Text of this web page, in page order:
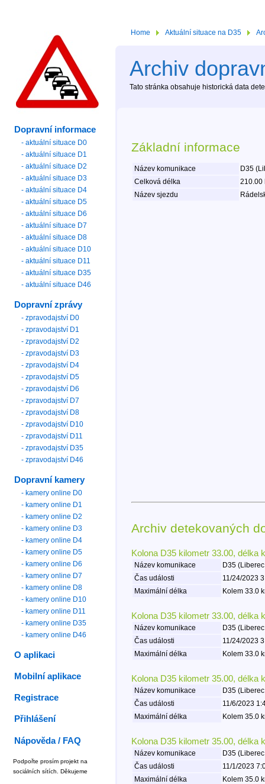
Home Aktuální situace na D35
Archiv
Tato stránka obsahuje historická data
Základní informace
Název komunikace
D35
Celková délka
210.00
Název sjezdu
Archiv detekovaných
Kolona D35 kilometr 33.00, délka
Název komunikace
D35
Čas události
11/24/2023
Maximální délka
Kolem 33.0
Kolona D35 kilometr 33.00, délka
Název komunikace
D35
Čas události
11/24/2023
Maximální délka
Kolem 33.0
Kolona D35 kilometr 35.00, délka
Název komunikace
D35
Čas události
11/6/2023
Maximální délka
Kolem 35.0
Kolona D35 kilometr 35.00, délka
Název komunikace
D35
Čas události
11/1/2023
Maximální délka
Kolem 35.0
Dopravní informace
- aktuální situace D0
- aktuální situace D1
- aktuální situace D2
- aktuální situace D3
- aktuální situace D4
- aktuální situace D5
- aktuální situace D6
- aktuální situace D7
- aktuální situace D8
- aktuální situace D10
- aktuální situace D11
- aktuální situace D35
- aktuální situace D46
Dopravní zprávy
- zpravodajství D0
- zpravodajství D1
- zpravodajství D2
- zpravodajství D3
- zpravodajství D4
- zpravodajství D5
- zpravodajství D6
- zpravodajství D7
- zpravodajství D8
- zpravodajství D10
- zpravodajství D11
- zpravodajství D35
- zpravodajství D46
Dopravní kamery
- kamery online D0
- kamery online D1
- kamery online D2
- kamery online D3
- kamery online D4
- kamery online D5
- kamery online D6
- kamery online D7
- kamery online D8
- kamery online D10
- kamery online D11
- kamery online D35
- kamery online D46
O aplikaci
Mobilní aplikace
Registrace
Přihlášení
Nápověda / FAQ
Podpořte prosím projekt na
sociálních sítích. Děkujeme